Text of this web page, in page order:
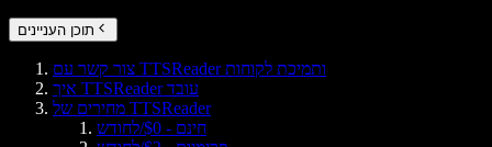
תוכן העניינים
צור קשר עם TTSReader ותמיכת לקוחות
איך TTSReader עובד
מחירים של TTSReader
חינם - $0/לחודש